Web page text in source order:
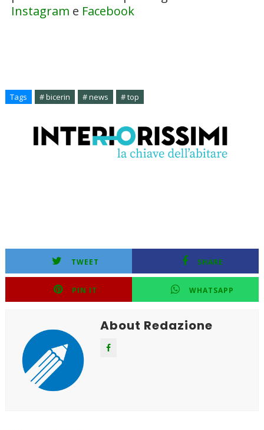
Instagram e Facebook
Tags # bicerin # news # top
TWEET SHARE
PIN IT WHATSAPP
About Redazione